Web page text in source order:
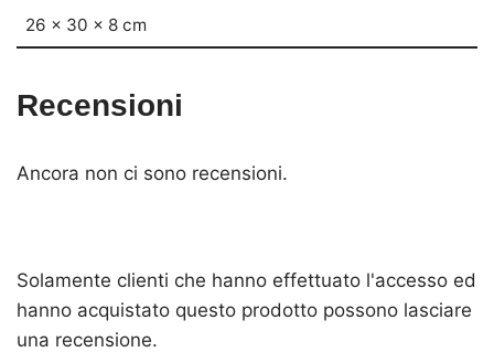
26 × 30 × 8 cm
Recensioni
Ancora non ci sono recensioni.
Solamente clienti che hanno effettuato l'accesso ed
hanno acquistato questo prodotto possono lasciare
una recensione.